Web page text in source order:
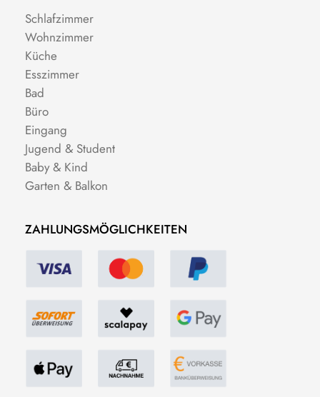
Schlafzimmer
Wohnzimmer
Küche
Esszimmer
Bad
Büro
Eingang
Jugend & Student
Baby & Kind
Garten & Balkon
ZAHLUNGSMÖGLICHKEITEN